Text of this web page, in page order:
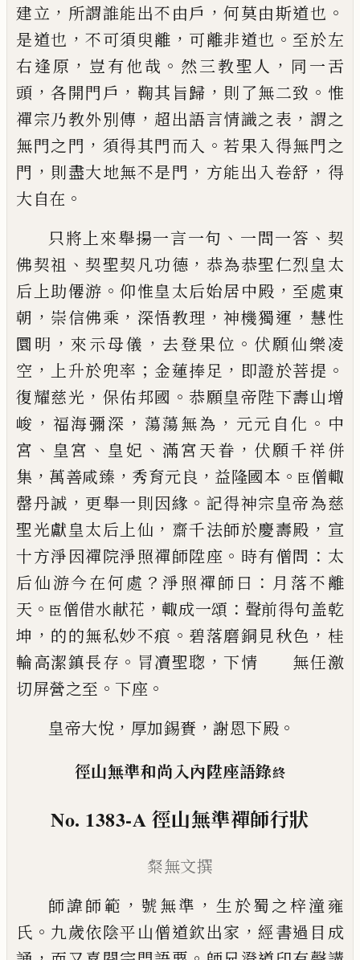
建立 ， 所謂誰能出不由戶 ，何莫由斯道也 。
是道也 ，不可須臾離 ， 可離非道也 。 至於左
右逢原 ， 豈有他哉 。 然三教聖人 ， 同一舌
頭 ，各開門戶 ， 鞠其旨歸 ， 則了無二致 。 惟
禪宗乃教外別傳 ， 超出語言情識之表 ， 謂之
無門之門 ， 須得其門而入 。若果入得無門之
門 ， 則盡大地無不是門 ， 方能出入卷舒 ， 得
大自在 。
只將上來舉揚一言一句 、 一問一答 、 契
佛契祖 、 契聖契凡功德 ， 恭為恭聖仁烈皇太
后上助僊游 。仰惟皇太后始居中殿 ， 至處東
朝 ， 崇信佛乘 ， 深悟教理 ，神機獨運 ， 慧性
圜明 ， 來示母儀 ，去登果位 。 伏願仙樂凌
空 ， 上升於兜率 ； 金蓮捧足 ， 即證於菩提 。
復耀慈光 ， 保佑邦國 。恭願皇帝陛下壽山增
峻 ， 福海彌深 ， 蕩蕩無為 ， 元元自化 。 中
宮 、 皇宮 、 皇妃 、 滿宮天眷 ， 伏願千祥併
集 ， 萬善咸臻 ， 秀育元良 ， 益隆國本 。 臣僧輙
罄丹誠 ， 更舉一則因緣 。 記得神宗皇帝為慈
聖光獻皇太后上仙 ， 齋千法師於慶壽殿 ， 宣
十方淨因禪院淨照禪師陞座 。 時有僧問 ： 太
后仙游今在何處 ？淨照禪師曰 ： 月落不離
天 。 臣僧借水献花 ，輙成一頌 ： 聲前得句盖乾
坤 ， 的的無私妙不痕 。 碧落磨銅見秋色 ， 桂
輪高潔鎮長存 。 冐凟聖聦 ， 下情 無任激
切屏營之至 。 下座 。
皇帝大悅 ， 厚加錫賚 ， 謝恩下殿 。
徑山無準和尚入內陞座語錄終
No. 1383-A 徑山無準禪師行狀
粲無文撰
師諱師範 ， 號無準 ， 生於蜀之梓潼雍
氏 。 九歲依陰平山僧道欽出家 ， 經書過目成